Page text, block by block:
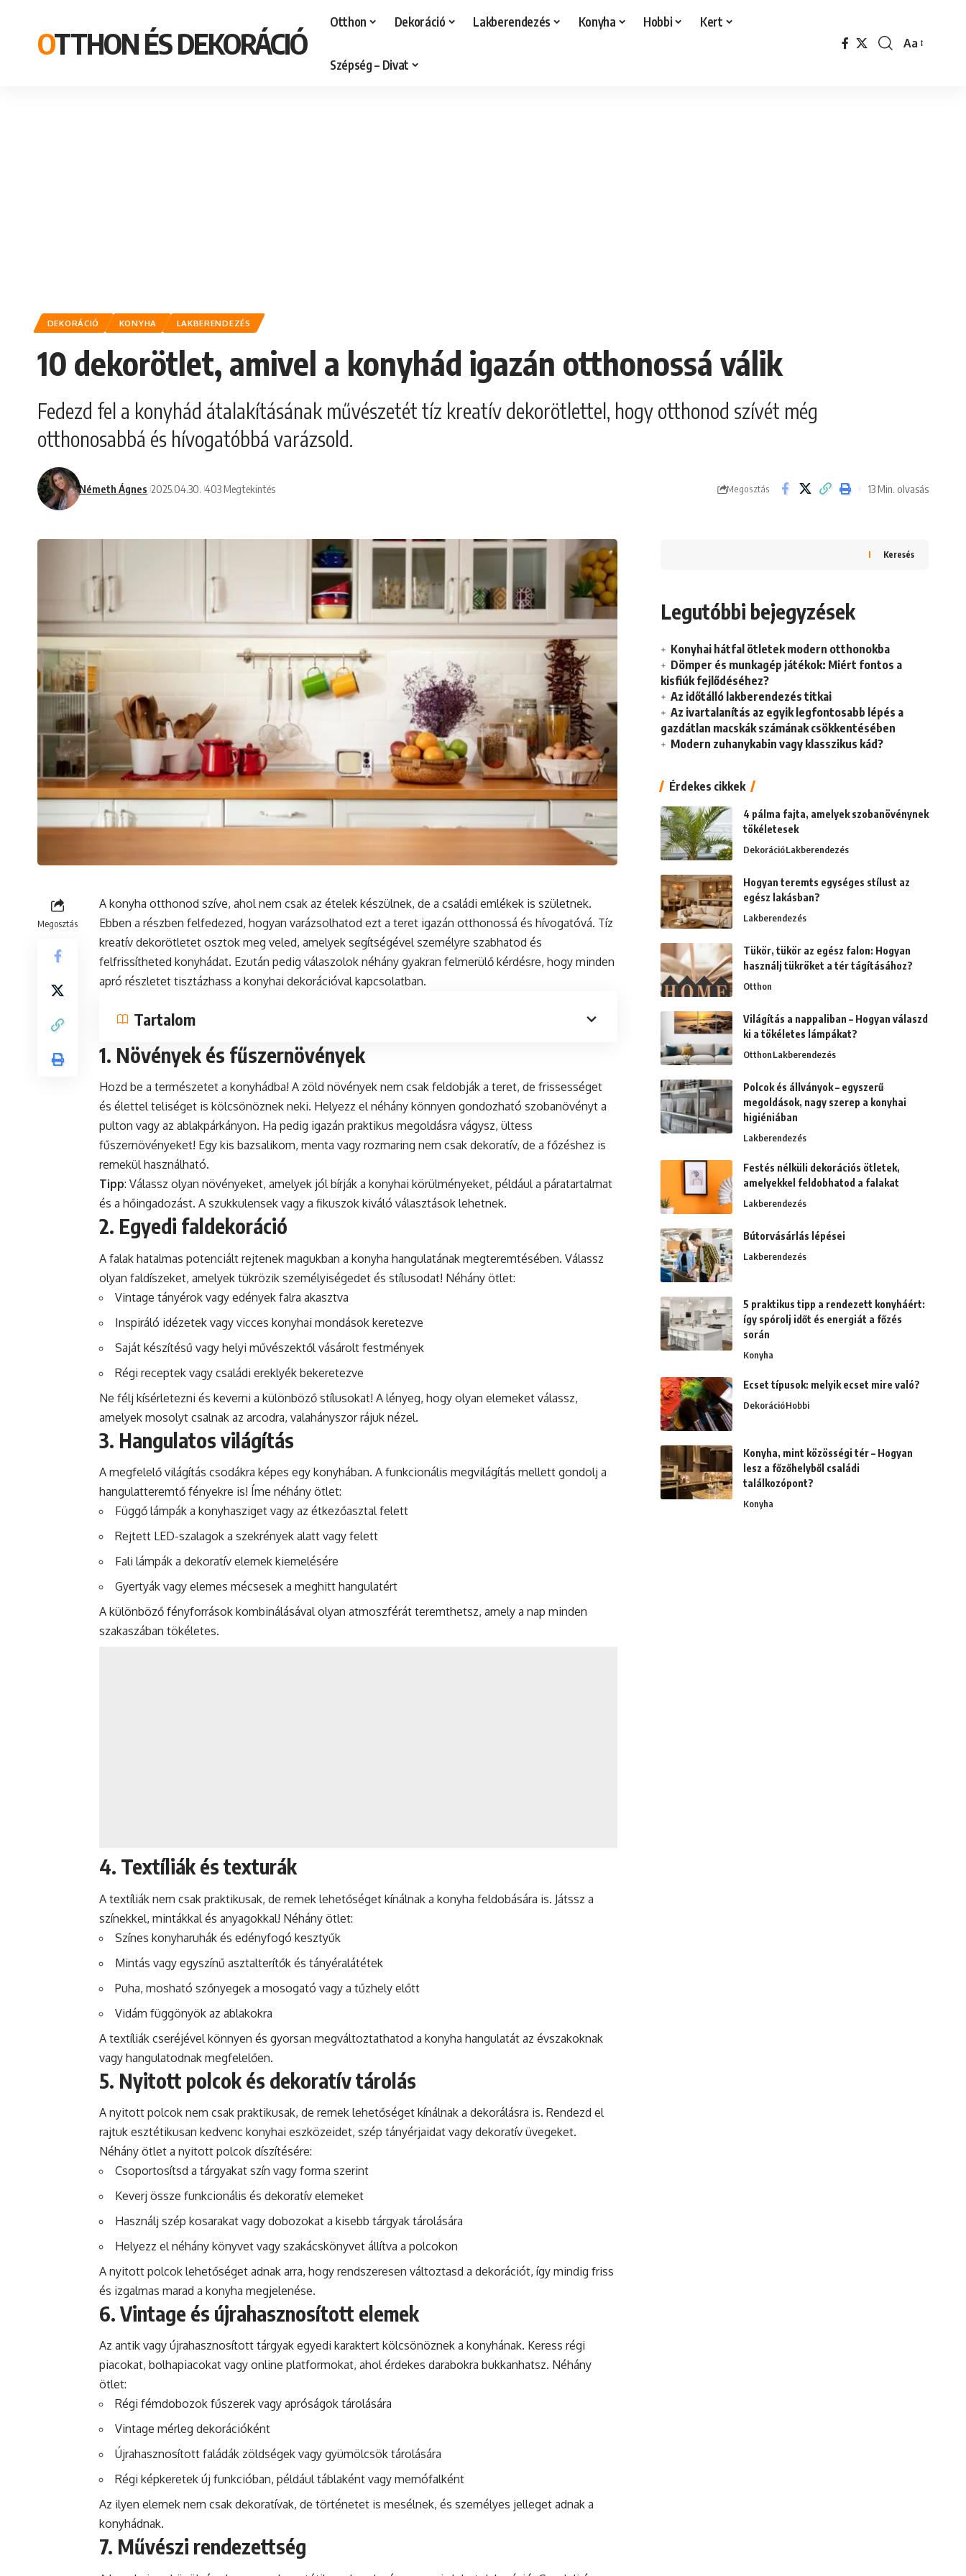
OTTHON ÉS DEKORÁCIÓ
Otthon Dekoráció Lakberendezés Konyha Hobbi Kert
Szépség – Divat
Font
Aa
DEKORÁCIÓ KONYHA LAKBERENDEZÉS
10 dekorötlet, amivel a konyhád igazán otthonossá válik
Fedezd fel a konyhád átalakításának művészetét tíz kreatív dekorötlettel, hogy otthonod szívét még
otthonosabbá és hívogatóbbá varázsold.
Németh Ágnes 2025.04.30. 403 Megtekintés Megosztás 13 Min. olvasás
Megosztás
A konyha otthonod szíve, ahol nem csak az ételek készülnek, de a családi emlékek is születnek.
Ebben a részben felfedezed, hogyan varázsolhatod ezt a teret igazán otthonossá és hívogatóvá. Tíz
kreatív dekorötletet osztok meg veled, amelyek segítségével személyre szabhatod és
felfrissítheted konyhádat. Ezután pedig válaszolok néhány gyakran felmerülő kérdésre, hogy minden
apró részletet tisztázhass a konyhai dekorációval kapcsolatban.
Tartalom
1. Növények és fűszernövények
Hozd be a természetet a konyhádba! A zöld növények nem csak feldobják a teret, de frissességet
és élettel teliséget is kölcsönöznek neki. Helyezz el néhány könnyen gondozható szobanövényt a
pulton vagy az ablakpárkányon. Ha pedig igazán praktikus megoldásra vágysz, ültess
fűszernövényeket! Egy kis bazsalikom, menta vagy rozmaring nem csak dekoratív, de a főzéshez is
remekül használható.
Tipp: Válassz olyan növényeket, amelyek jól bírják a konyhai körülményeket, például a páratartalmat
és a hőingadozást. A szukkulensek vagy a fikuszok kiváló választások lehetnek.
2. Egyedi faldekoráció
A falak hatalmas potenciált rejtenek magukban a konyha hangulatának megteremtésében. Válassz
olyan faldíszeket, amelyek tükrözik személyiségedet és stílusodat! Néhány ötlet:
Vintage tányérok vagy edények falra akasztva
Inspiráló idézetek vagy vicces konyhai mondások keretezve
Saját készítésű vagy helyi művészektől vásárolt festmények
Régi receptek vagy családi ereklyék bekeretezve
Ne félj kísérletezni és keverni a különböző stílusokat! A lényeg, hogy olyan elemeket válassz,
amelyek mosolyt csalnak az arcodra, valahányszor rájuk nézel.
3. Hangulatos világítás
A megfelelő világítás csodákra képes egy konyhában. A funkcionális megvilágítás mellett gondolj a
hangulatteremtő fényekre is! Íme néhány ötlet:
Függő lámpák a konyhasziget vagy az étkezőasztal felett
Rejtett LED-szalagok a szekrények alatt vagy felett
Fali lámpák a dekoratív elemek kiemelésére
Gyertyák vagy elemes mécsesek a meghitt hangulatért
A különböző fényforrások kombinálásával olyan atmoszférát teremthetsz, amely a nap minden
szakaszában tökéletes.
4. Textíliák és texturák
A textíliák nem csak praktikusak, de remek lehetőséget kínálnak a konyha feldobására is. Játssz a
színekkel, mintákkal és anyagokkal! Néhány ötlet:
Színes konyharuhák és edényfogó kesztyűk
Mintás vagy egyszínű asztalterítők és tányéralátétek
Puha, mosható szőnyegek a mosogató vagy a tűzhely előtt
Vidám függönyök az ablakokra
A textíliák cseréjével könnyen és gyorsan megváltoztathatod a konyha hangulatát az évszakoknak
vagy hangulatodnak megfelelően.
5. Nyitott polcok és dekoratív tárolás
A nyitott polcok nem csak praktikusak, de remek lehetőséget kínálnak a dekorálásra is. Rendezd el
rajtuk esztétikusan kedvenc konyhai eszközeidet, szép tányérjaidat vagy dekoratív üvegeket.
Néhány ötlet a nyitott polcok díszítésére:
Csoportosítsd a tárgyakat szín vagy forma szerint
Keverj össze funkcionális és dekoratív elemeket
Használj szép kosarakat vagy dobozokat a kisebb tárgyak tárolására
Helyezz el néhány könyvet vagy szakácskönyvet állítva a polcokon
A nyitott polcok lehetőséget adnak arra, hogy rendszeresen változtasd a dekorációt, így mindig friss
és izgalmas marad a konyha megjelenése.
6. Vintage és újrahasznosított elemek
Az antik vagy újrahasznosított tárgyak egyedi karaktert kölcsönöznek a konyhának. Keress régi
piacokat, bolhapiacokat vagy online platformokat, ahol érdekes darabokra bukkanhatsz. Néhány
ötlet:
Régi fémdobozok fűszerek vagy apróságok tárolására
Vintage mérleg dekorációként
Újrahasznosított faládák zöldségek vagy gyümölcsök tárolására
Régi képkeretek új funkcióban, például táblaként vagy memófalként
Az ilyen elemek nem csak dekoratívak, de történetet is mesélnek, és személyes jelleget adnak a
konyhádnak.
7. Művészi rendezettség
Keresés
Legutóbbi bejegyzések
Konyhai hátfal ötletek modern otthonokba
Dömper és munkagép játékok: Miért fontos a
kisfiúk fejlődéséhez?
Az időtálló lakberendezés titkai
Az ivartalanítás az egyik legfontosabb lépés a
gazdátlan macskák számának csökkentésében
Modern zuhanykabin vagy klasszikus kád?
Érdekes cikkek
4 pálma fajta, amelyek szobanövénynek
tökéletesek
DekorációLakberendezés
Hogyan teremts egységes stílust az
egész lakásban?
Lakberendezés
Tükör, tükör az egész falon: Hogyan
használj tükröket a tér tágításához?
Otthon
Világítás a nappaliban – Hogyan válaszd
ki a tökéletes lámpákat?
OtthonLakberendezés
Polcok és állványok – egyszerű
megoldások, nagy szerep a konyhai
higiéniában
Lakberendezés
Festés nélküli dekorációs ötletek,
amelyekkel feldobhatod a falakat
Lakberendezés
Bútorvásárlás lépései
Lakberendezés
5 praktikus tipp a rendezett konyháért:
így spórolj időt és energiát a főzés
során
Konyha
Ecset típusok: melyik ecset mire való?
DekorációHobbi
Konyha, mint közösségi tér – Hogyan
lesz a főzőhelyből családi
találkozópont?
Konyha